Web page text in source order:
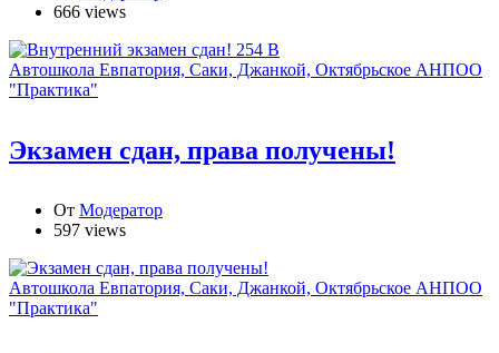
666 views
Автошкола Евпатория, Саки, Джанкой, Октябрьское АНПОО
"Практика"
Экзамен сдан, права получены!
От Модератор
597 views
Автошкола Евпатория, Саки, Джанкой, Октябрьское АНПОО
"Практика"